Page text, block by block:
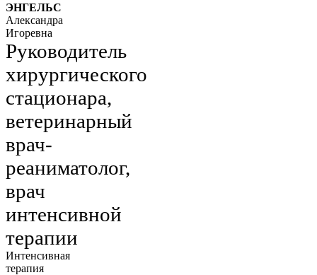
ЭНГЕЛЬС
Александра
Игоревна
Руководитель
хирургического
стационара,
ветеринарный
врач-
реаниматолог,
врач
интенсивной
терапии
Интенсивная
терапия